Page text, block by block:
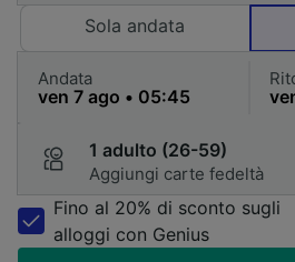
Sola andata
Andata
1 adulto (26-59)
Aggiungi carte fedeltà
Fino al 20% di sconto sugli
alloggi con Genius